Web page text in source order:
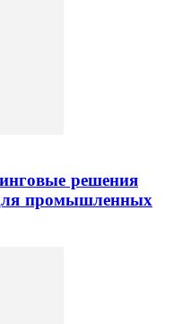
решения
промышленных